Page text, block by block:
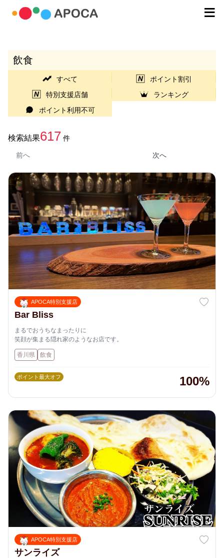
飲食
すべて
ポイント割引
特別支援店舗
ランキング
ポイント利用不可
検索結果617 件
前へ 次へ
APOCA特別支援店
Bar Bliss
まるでおうちなまったりに
笑顔が集まる隠れ家のようなお店です。
香川県 飲食
ポイント最大オフ 100%
APOCA特別支援店
サンライズ